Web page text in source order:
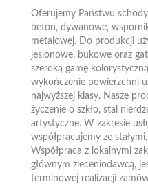
Oferujemy Państwu
beton, dywanowe,
metalowej. Do produkcji
jesionowe, bukowe oraz
szeroką gamę
wykończenie powierzchni
najwyższej klasy. Nasze
życzenie o szkło, stal
artystyczne. W zakresie
współpracujemy ze
Współpraca z lokalnymi
głównym zleceniodawcą,
terminowej realizacji